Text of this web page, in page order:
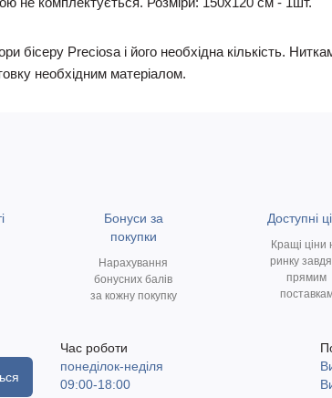
бісеру Preciosa і його необхідна кількість.
необхідним матеріалом.
Бонуси за
покупки
Нарахування
бонусних балів
за кожну покупку
Доступні
Кращі ціни
ринку
прямим
Час роботи
понеділок-неділя
09:00-18:00